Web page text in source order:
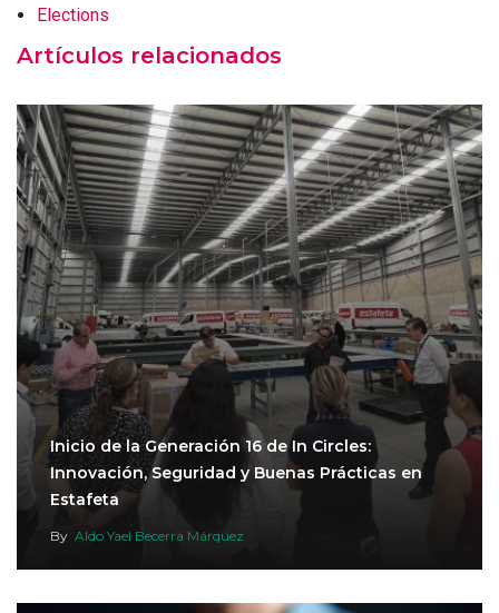
Elections
Artículos relacionados
Inicio de la Generación 16 de In Circles:
Innovación, Seguridad y Buenas Prácticas en
Estafeta
By Aldo Yael Becerra Márquez